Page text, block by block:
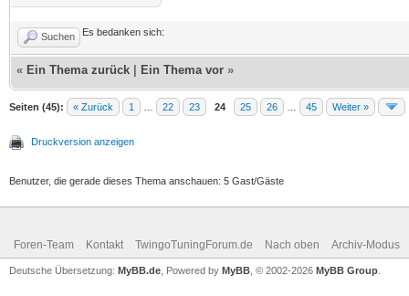
Suchen Es bedanken sich:
« Ein Thema zurück Ein Thema vor »
Seiten (45): « Zurück 1 22 23 24 25 26 45 Weiter »
Druckversion anzeigen
Benutzer, die gerade dieses Thema anschauen: 5 Gast/Gäste
Foren-Team Kontakt TwingoTuningForum.de Nach oben Archiv-Modus
Deutsche Übersetzung: MyBB.de , Powered by MyBB , © 2002-2026 MyBB Group